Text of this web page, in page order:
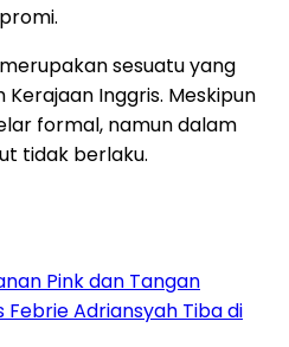
sesuatu yang
Inggris. Meskipun
formal, namun dalam
tidak berlaku.
Pink dan Tangan
Febrie Adriansyah Tiba di